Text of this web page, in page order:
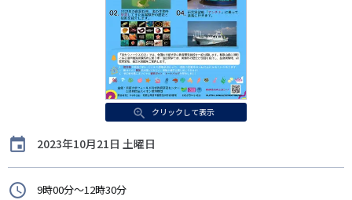
クリックして表示
開
催
日
2023年10月21日 土曜日
時
9時00分～12時30分